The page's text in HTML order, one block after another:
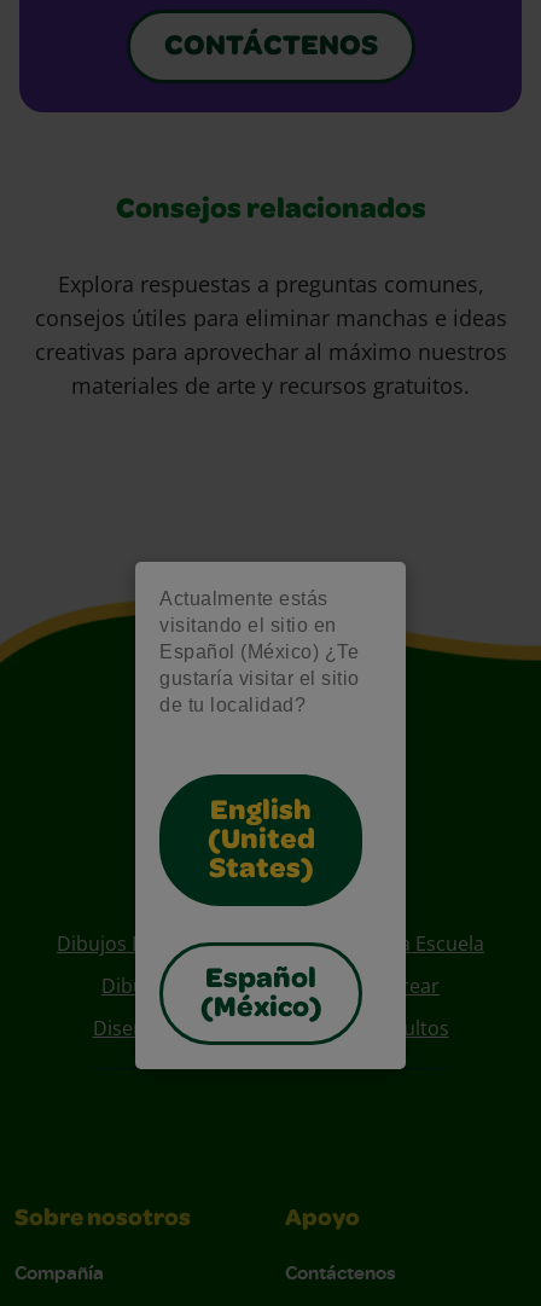
Actualmente estás
visitando el sitio en
Español (México) ¿Te
gustaría visitar el sitio
de tu localidad?
English
(United
States)
Español
(México)
CONTÁCTENOS
Consejos relacionados
Explora respuestas a preguntas comunes,
consejos útiles para eliminar manchas e ideas
creativas para aprovechar al máximo nuestros
materiales de arte y recursos gratuitos.
Also of Interest
Dibujos Para Colorear De Regreso A La Escuela
Dibujos De Personajes Para Colorear
Diseños Para Coloreables Para Adultos
Sobre nosotros
Compañía
Apoyo
Contáctenos